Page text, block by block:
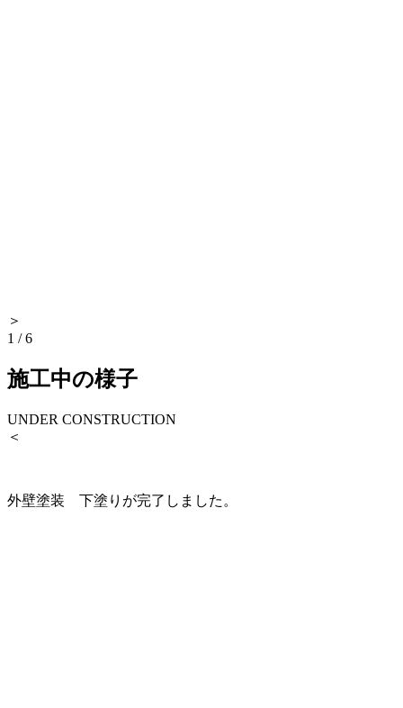
＞
1 /6
施工中の様子
UNDER CONSTRUCTION
＜
外壁塗装 下塗りが完了しました。